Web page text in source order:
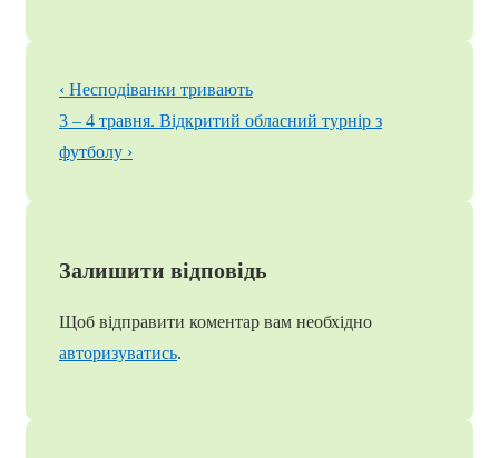
Навігація
записів
Попередній
запис
‹ Несподіванки тривають
Наступний
запис
3 – 4 травня. Відкритий обласний турнір з
футболу ›
Залишити відповідь
Щоб відправити коментар вам необхідно
авторизуватись.